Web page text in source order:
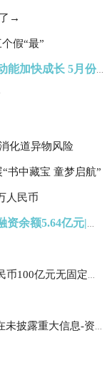
→
假“最”
今日热文：“经”彩开局·发展之路丨新动能加快成长 5月份我国经济发展向新向优
化道异物风险
书中藏宝 童梦启航”
人民币